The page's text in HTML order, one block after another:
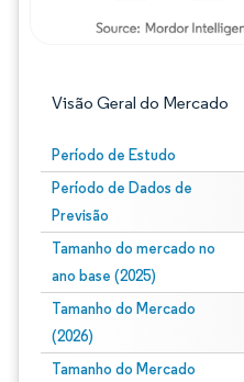
Visão Geral do Mercado
Período de Estudo
Período de Dados de
Previsão
Tamanho do mercado no
ano base (2025)
Tamanho do Mercado
(2026)
Tamanho do Mercado